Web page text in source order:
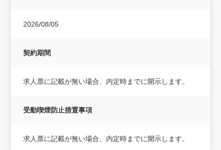
2026/08/05
契約期間
求人票に記載が無い場合、内定時までに開示します。
受動喫煙防止措置事項
求人票に記載が無い場合、内定時までに開示します。